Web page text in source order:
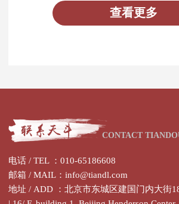
查看更多
CONTACT
电话 / TEL ：010-65186608
邮箱 / MAIL：info@tiandl.com
地址 / ADD ：北京市东城区建国门内大街